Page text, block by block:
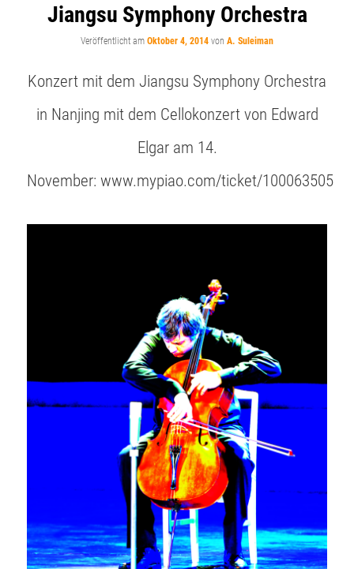
Jiangsu Symphony Orchestra
Veröffentlicht am Oktober 4, 2014 von A. Suleiman
Konzert mit dem Jiangsu Symphony Orchestra
in Nanjing mit dem Cellokonzert von Edward
Elgar am 14.
November: www.mypiao.com/ticket/100063505